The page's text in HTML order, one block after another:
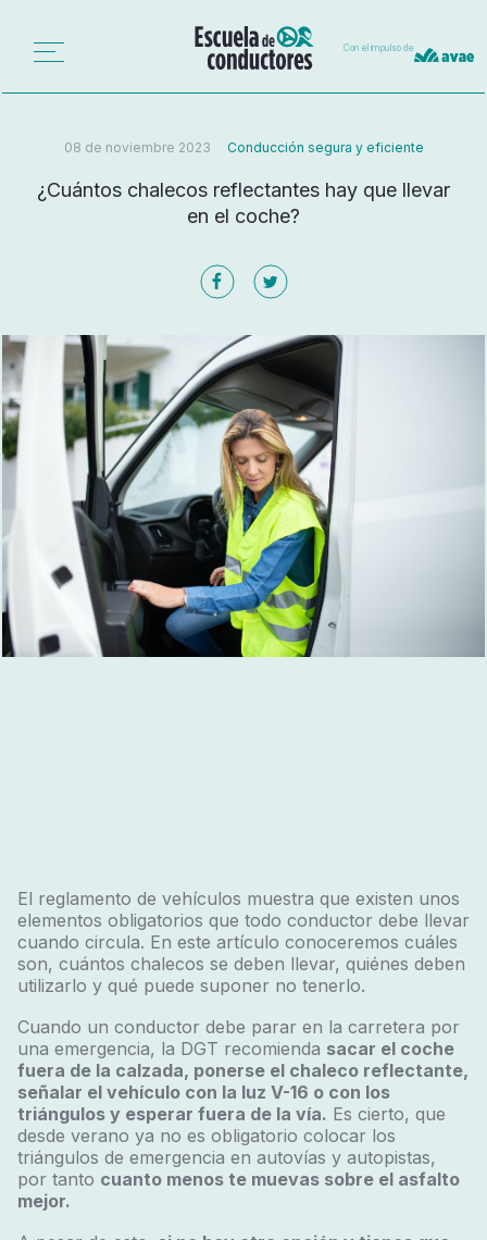
Con el impulso de
08 de noviembre 2023 Conducción segura y eficiente
¿Cuántos chalecos reflectantes hay que llevar
en el coche?
El reglamento de vehículos muestra que existen unos
elementos obligatorios que todo conductor debe llevar
cuando circula. En este artículo conoceremos cuáles
son, cuántos chalecos se deben llevar, quiénes deben
utilizarlo y qué puede suponer no tenerlo.
Cuando un conductor debe parar en la carretera por
una emergencia, la DGT recomienda sacar el coche
fuera de la calzada, ponerse el chaleco reflectante,
señalar el vehículo con la luz V-16 o con los
triángulos y esperar fuera de la vía. Es cierto, que
desde verano ya no es obligatorio colocar los
triángulos de emergencia en autovías y autopistas,
por tanto cuanto menos te muevas sobre el asfalto
mejor.